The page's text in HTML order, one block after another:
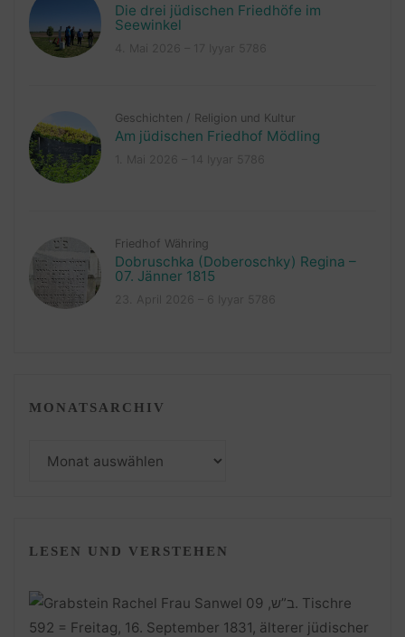
Die drei jüdischen Friedhöfe im
Seewinkel
Geschichten / Religion und Kultur
Am jüdischen Friedhof Mödling
Friedhof Währing
Dobruschka (Doberoschky) Regina –
07. Jänner 1815
MONATSARCHIV
LESEN UND VERSTEHEN